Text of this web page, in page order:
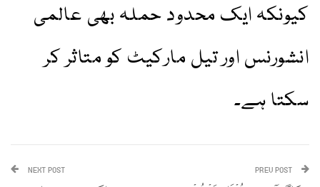
کیونکہ ایک محدود حملہ بھی عالمی
انشورنس اور تیل مارکیٹ کو متاثر کر
سکتا ہے۔
NEXT POST